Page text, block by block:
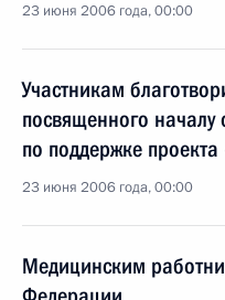
23 июня 2006 года, 00:00
Участникам
посвященного
по поддержке
23 июня 2006 года, 00:00
Медицинским